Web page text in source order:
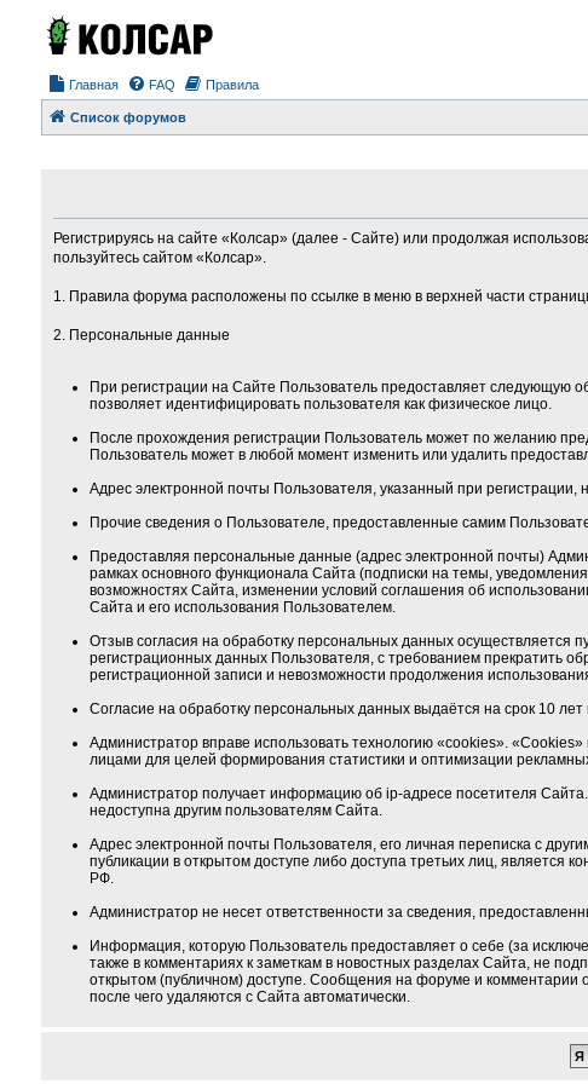
Главная FAQ Правила
Список форумов
Регистрируясь на сайте «Колсар» (далее - Сайте) или продолжая
пользуйтесь сайтом «Колсар».
1. Правила форума расположены по ссылке в меню в верхней части
2. Персональные данные
При регистрации на Сайте Пользователь предоставляет следующую
позволяет идентифицировать пользователя как физическое лицо.
После прохождения регистрации Пользователь может по желанию
Пользователь может в любой момент изменить или удалить
Адрес электронной почты Пользователя, указанный при
Прочие сведения о Пользователе, предоставленные самим
Предоставляя персональные данные (адрес электронной почты)
рамках основного функционала Сайта (подписки на темы,
возможностях Сайта, изменении условий соглашения об
Сайта и его использования Пользователем.
Отзыв согласия на обработку персональных данных осуществляется
регистрационных данных Пользователя, с требованием прекратить
регистрационной записи и невозможности продолжения
Согласие на обработку персональных данных выдаётся на срок 10
Администратор вправе использовать технологию «cookies».
лицами для целей формирования статистики и оптимизации
Администратор получает информацию об ip-адресе посетителя
недоступна другим пользователям Сайта.
Адрес электронной почты Пользователя, его личная переписка с
публикации в открытом доступе либо доступа третьих лиц, является
РФ.
Администратор не несет ответственности за сведения,
Информация, которую Пользователь предоставляет о себе (за
также в комментариях к заметкам в новостных разделах Сайта, не
открытом (публичном) доступе. Сообщения на форуме и комментарии
после чего удаляются с Сайта автоматически.